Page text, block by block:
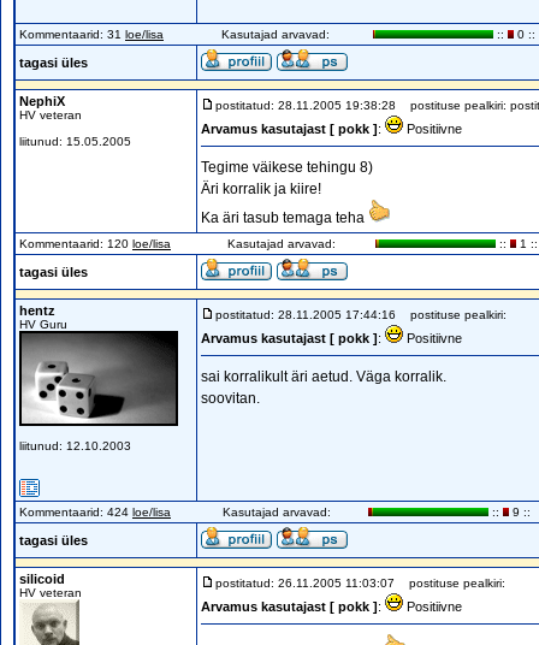
Kommentaarid: 31 loe/lisa Kasutajad arvavad: :: 0 ::
tagasi üles
NephiX
HV veteran
liitunud: 15.05.2005
postitatud: 28.11.2005 19:38:28 postituse pealkiri:
Arvamus kasutajast [ pokk ]: Positiivne
Tegime väikese tehingu 8)
Äri korralik ja kiire!
Ka äri tasub temaga teha
Kommentaarid: 120 loe/lisa Kasutajad arvavad: :: 1 ::
tagasi üles
hentz
HV Guru
liitunud: 12.10.2003
postitatud: 28.11.2005 17:44:16 postituse pealkiri:
Arvamus kasutajast [ pokk ]: Positiivne
sai korralikult äri aetud. Väga korralik.
soovitan.
Kommentaarid: 424 loe/lisa Kasutajad arvavad: :: 9 ::
tagasi üles
silicoid
HV veteran
postitatud: 26.11.2005 11:03:07 postituse pealkiri:
Arvamus kasutajast [ pokk ]: Positiivne